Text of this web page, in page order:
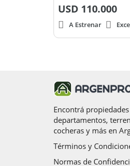
USD 110.000
A Estrenar
Encontrá
departamentos,
cocheras y más en
Términos y
Normas de